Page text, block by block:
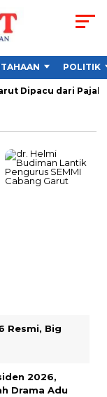
POLITIK
Dipacu dari
Resmi, Big
2026,
Drama Adu